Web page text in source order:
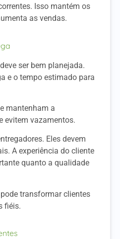
Isso mantém os
as vendas.
ser bem planejada.
e o tempo estimado para
mantenham a
evitem vazamentos.
Eles devem
A experiência do cliente
quanto a qualidade
transformar clientes
fiéis.